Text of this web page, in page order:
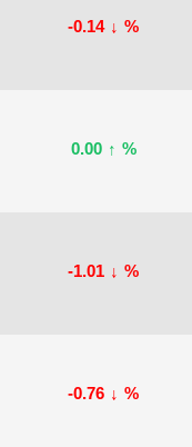
-0.14 ↓ %
0.00 ↑ %
-1.01 ↓ %
-0.76 ↓ %